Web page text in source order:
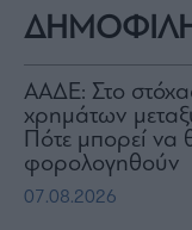
ΑΑΔΕ: Στο
χρημάτων
Πότε μπορεί να
φορολογηθούν
07.08.2026